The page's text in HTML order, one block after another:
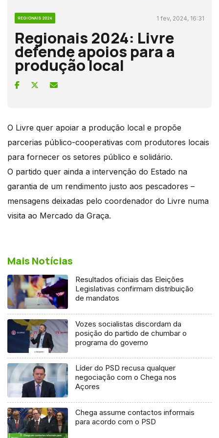
REGIONAIS 2024 1 fev, 2024, 16:31
Regionais 2024: Livre
defende apoios para a
produção local
O Livre quer apoiar a produção local e propõe
parcerias público-cooperativas com produtores locais
para fornecer os setores público e solidário.
O partido quer ainda a intervenção do Estado na
garantia de um rendimento justo aos pescadores –
mensagens deixadas pelo coordenador do Livre numa
visita ao Mercado da Graça.
Mais Notícias
Resultados oficiais das Eleições
Legislativas confirmam distribuição
de mandatos
Vozes socialistas discordam da
posição do partido de chumbar o
programa do governo
Líder do PSD recusa qualquer
negociação com o Chega nos
Açores
Chega assume contactos informais
para acordo com o PSD